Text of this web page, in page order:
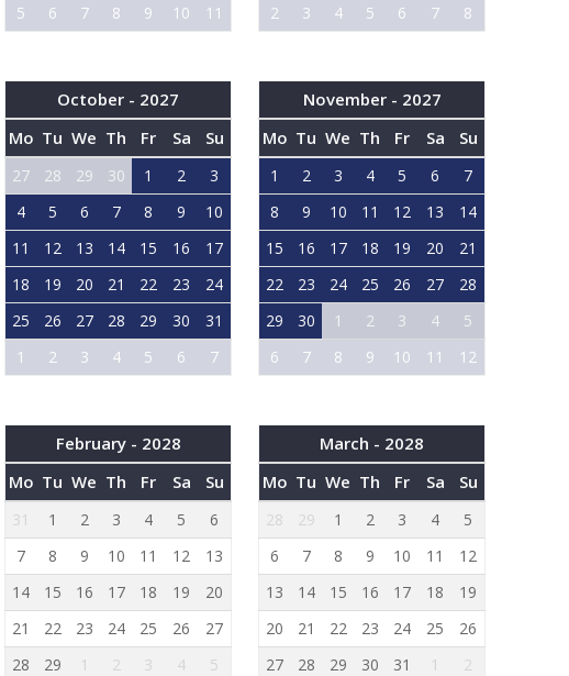
5
6 7 8 9 10 11
2
3 4 5 6 7 8
October - 2027
Mo Tu We Th Fr Sa Su
27 28 29 30 1 2
3
4
5 6 7 8 9
10
11
12 13 14 15 16
17
18
19 20 21 22 23
24
25
26 27 28 29 30
31
1
2 3 4 5 6 7
November - 2027
Mo Tu We Th Fr Sa Su
1 2 3 4 5 6
7
8
9 10 11 12 13
14
15
16 17 18 19 20
21
22
23 24 25 26 27
28
29
30 1 2 3 4
5
6
7 8 9 10 11 12
February - 2028
Mo Tu We Th Fr Sa Su
31 1 2 3 4 5
6
7
8 9 10 11 12
13
14
15 16 17 18 19
20
21
22 23 24 25 26
27
28
29 1 2 3 4
5
March - 2028
Mo Tu We Th Fr Sa Su
28 29 1 2 3 4
5
6
7 8 9 10 11
12
13
14 15 16 17 18
19
20
21 22 23 24 25
26
27
28 29 30 31 1
2